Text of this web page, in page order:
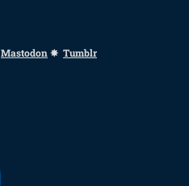
Mastodon ✸ Tumblr